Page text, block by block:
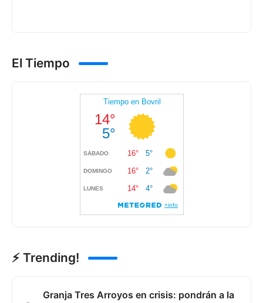
El Tiempo
⚡ Trending!
Granja Tres Arroyos en crisis: pondrán a la